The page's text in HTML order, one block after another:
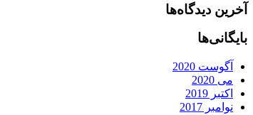
آخرین دیدگاه‌ها
بایگانی‌ها
آگوست 2020
می 2020
اکتبر 2019
نوامبر 2017